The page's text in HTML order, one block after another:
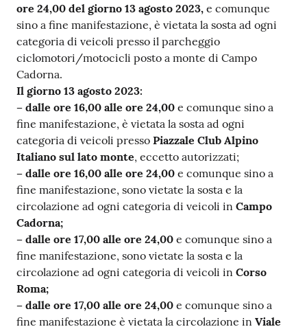
ore 24,00 del giorno 13 agosto 2023, e comunque
sino a fine manifestazione, è vietata la sosta ad ogni
categoria di veicoli presso il parcheggio
ciclomotori/motocicli posto a monte di Campo
Cadorna.
Il giorno 13 agosto 2023:
– dalle ore 16,00 alle ore 24,00 e comunque sino a
fine manifestazione, è vietata la sosta ad ogni
categoria di veicoli presso Piazzale Club Alpino
Italiano sul lato monte, eccetto autorizzati;
– dalle ore 16,00 alle ore 24,00 e comunque sino a
fine manifestazione, sono vietate la sosta e la
circolazione ad ogni categoria di veicoli in Campo
Cadorna;
– dalle ore 17,00 alle ore 24,00 e comunque sino a
fine manifestazione, sono vietate la sosta e la
circolazione ad ogni categoria di veicoli in Corso
Roma;
– dalle ore 17,00 alle ore 24,00 e comunque sino a
fine manifestazione è vietata la circolazione in Viale